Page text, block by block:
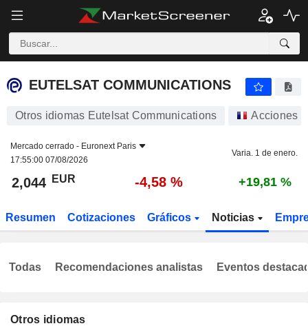
EUTELSAT COMMUNICATIONS
Otros idiomas Eutelsat Communications Acciones
Mercado cerrado - Euronext Paris
17:55:00 07/08/2026
Varia. 1 de enero.
2,044 EUR -4,58 % +19,81 %
Resumen Cotizaciones Gráficos Noticias
Otros idiomas
Todas Recomendaciones analistas Eventos